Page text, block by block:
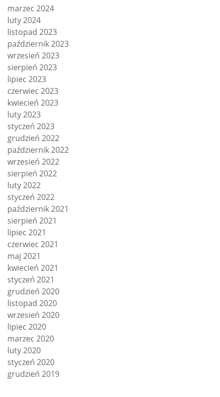
marzec 2024
luty 2024
listopad 2023
październik 2023
wrzesień 2023
sierpień 2023
lipiec 2023
czerwiec 2023
kwiecień 2023
luty 2023
styczeń 2023
grudzień 2022
październik 2022
wrzesień 2022
sierpień 2022
luty 2022
styczeń 2022
październik 2021
sierpień 2021
lipiec 2021
czerwiec 2021
maj 2021
kwiecień 2021
styczeń 2021
grudzień 2020
listopad 2020
wrzesień 2020
lipiec 2020
marzec 2020
luty 2020
styczeń 2020
grudzień 2019